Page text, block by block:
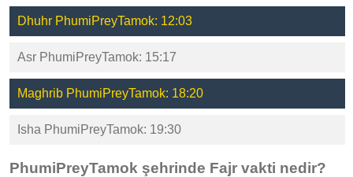
Dhuhr PhumiPreyTamok: 12:03
Asr PhumiPreyTamok: 15:17
Maghrib PhumiPreyTamok: 18:20
Isha PhumiPreyTamok: 19:30
PhumiPreyTamok şehrinde Fajr vakti nedir?